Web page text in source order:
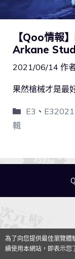
【Qoo情報
Arkane
2021/06/14 作
果然槍械才是最
E3 、 E32021
輯
為了向您提供最佳瀏覽
續使用本網站，即表示您